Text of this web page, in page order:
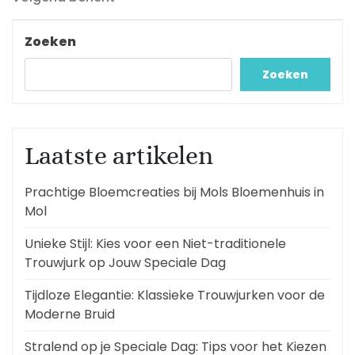
Zoeken
Zoeken
Laatste artikelen
Prachtige Bloemcreaties bij Mols Bloemenhuis in
Mol
Unieke Stijl: Kies voor een Niet-traditionele
Trouwjurk op Jouw Speciale Dag
Tijdloze Elegantie: Klassieke Trouwjurken voor de
Moderne Bruid
Stralend op je Speciale Dag: Tips voor het Kiezen